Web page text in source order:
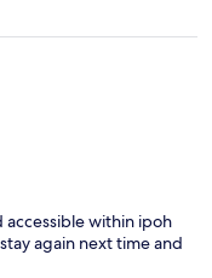
accessible within ipoh
again next time and